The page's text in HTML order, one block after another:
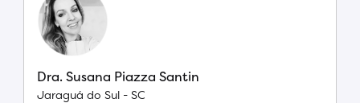
Dra. Susana Piazza Santin
Jaraguá do Sul - SC